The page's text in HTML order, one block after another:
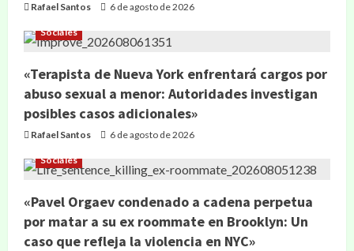
Rafael Santos 6 de agosto de 2026
Sociales
«Terapista de Nueva York enfrentará cargos por
abuso sexual a menor: Autoridades investigan
posibles casos adicionales»
Rafael Santos 6 de agosto de 2026
Sociales
«Pavel Orgaev condenado a cadena perpetua
por matar a su ex roommate en Brooklyn: Un
caso que refleja la violencia en NYC»